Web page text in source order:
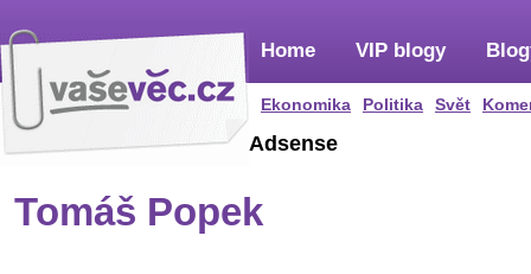
Home
Ekonomika Politika Svět
VIP blogy
Adsense
Tomáš Popek